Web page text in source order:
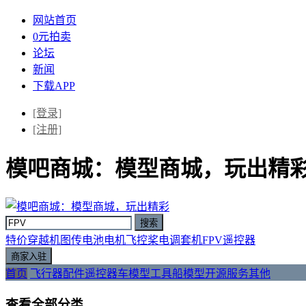
网站首页
0元拍卖
论坛
新闻
下载APP
[登录]
[注册]
模吧商城：模型商城，玩出精
特价穿越机图传电池电机飞控桨电调套机FPV遥控器
首页 飞行器配件遥控器车模型工具船模型开源服务其他